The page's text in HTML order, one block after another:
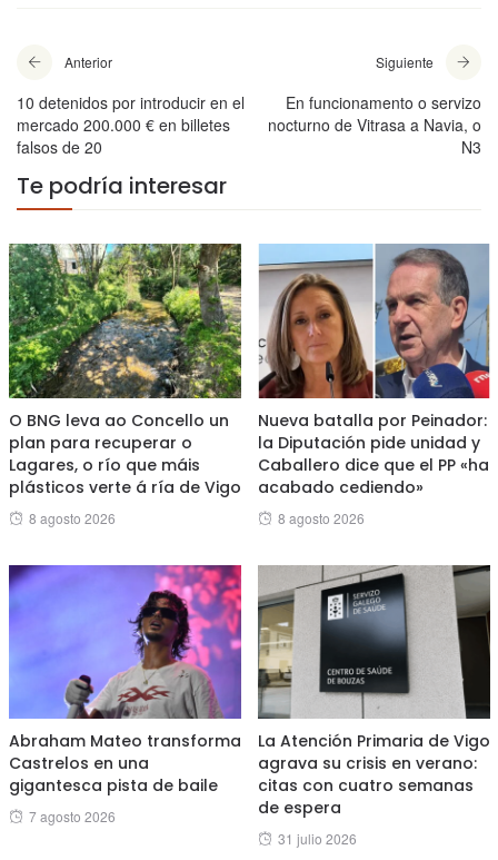
Anterior
10 detenidos por introducir en el
mercado 200.000 € en billetes
falsos de 20
Siguiente
En funcionamento o servizo
nocturno de Vitrasa a Navia, o
N3
Te podría interesar
O BNG leva ao Concello un
plan para recuperar o
Lagares, o río que máis
plásticos verte á ría de Vigo
Posted
8 agosto 2026
Nueva batalla por Peinador:
la Diputación pide unidad y
Caballero dice que el PP «ha
acabado cediendo»
Posted
8 agosto 2026
Abraham Mateo transforma
Castrelos en una
gigantesca pista de baile
Posted
7 agosto 2026
La Atención Primaria de Vigo
agrava su crisis en verano:
citas con cuatro semanas
de espera
Posted
31 julio 2026